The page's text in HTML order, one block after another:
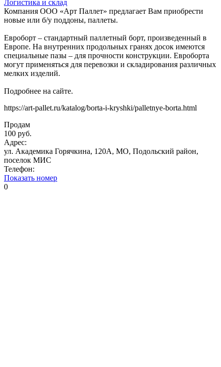
Логистика и склад
Компания ООО «Арт Паллет» предлагает Вам приобрести
новые или б/у поддоны, паллеты.
Евроборт – стандартный паллетный борт, произведенный в
Европе. На внутренних продольных гранях досок имеются
специальные пазы – для прочности конструкции. Евроборта
могут применяться для перевозки и складирования различных
мелких изделий.
Подробнее на сайте.
https://art-pallet.ru/katalog/borta-i-kryshki/palletnye-borta.html
Продам
100 руб.
Адрес:
ул. Академика Горячкина, 120А, МО, Подольский район,
поселок МИС
Телефон:
Показать номер
0